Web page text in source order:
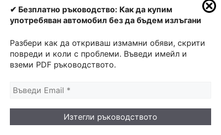
проверка по vin?
Гледай хронологията на регистрации,
честотата на собствеността и логиката
на пробега във времето. Лизинговите
бързо натрупване на километри, което
личи при проверка по vin. Сравни
данните с износването в салона и
✔ Безплатно ръководство: Как да купим
употребяван автомобил без да бъдем излъгани
Разбери как да откриваш измамни обяви, скрити
повреди и коли с проблеми. Въведи имейл и
вземи PDF ръководството.